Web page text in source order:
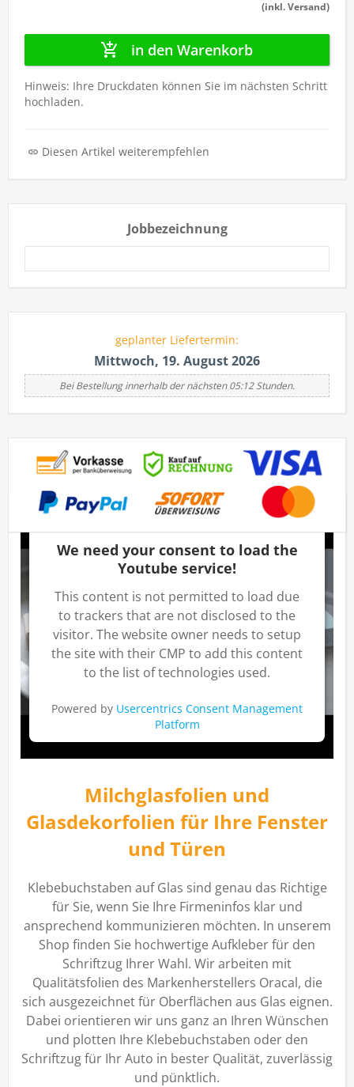
(inkl. Versand)
in den Warenkorb
Hinweis: Ihre Druckdaten können Sie im nächsten Schritt
hochladen.
Diesen Artikel weiterempfehlen
Jobbezeichnung
geplanter Liefertermin:
Mittwoch, 19. August 2026
Bei Bestellung innerhalb der nächsten 05:12 Stunden.
Milchglasfolien und
Glasdekorfolien für Ihre Fenster
und Türen
Klebebuchstaben auf Glas sind genau das Richtige
für Sie, wenn Sie Ihre Firmeninfos klar und
ansprechend kommunizieren möchten. In unserem
Shop finden Sie hochwertige Aufkleber für den
Schriftzug Ihrer Wahl. Wir arbeiten mit
Qualitätsfolien des Markenherstellers Oracal, die
sich ausgezeichnet für Oberflächen aus Glas eignen.
Dabei orientieren wir uns ganz an Ihren Wünschen
und plotten Ihre Klebebuchstaben oder den
Schriftzug für Ihr Auto in bester Qualität, zuverlässig
und pünktlich.
We need your consent to load the
Youtube service!
This content is not permitted to load due
to trackers that are not disclosed to the
visitor. The website owner needs to setup
the site with their CMP to add this content
to the list of technologies used.
Powered by Usercentrics Consent Management
Platform